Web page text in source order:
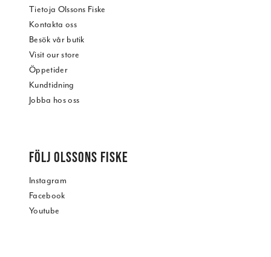
Tietoja Olssons Fiske
Kontakta oss
Besök vår butik
Visit our store
Öppetider
Kundtidning
Jobba hos oss
FÖLJ OLSSONS FISKE
Instagram
Facebook
Youtube